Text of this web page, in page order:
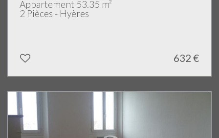
Appartement 53.35 m²
2 Pièces - Hyères
632 €